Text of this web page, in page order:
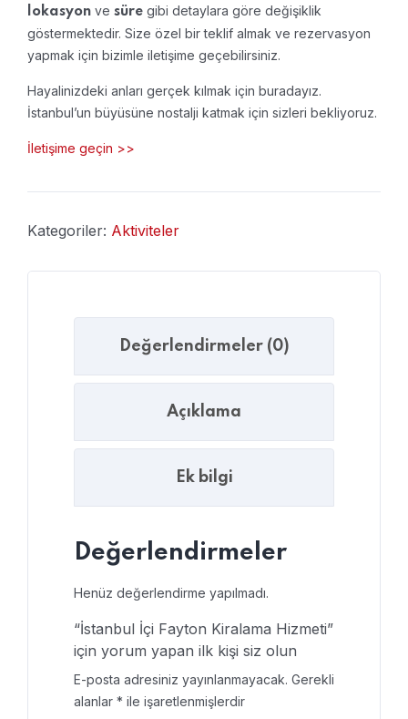
lokasyon ve süre gibi detaylara göre değişiklik
göstermektedir. Size özel bir teklif almak ve rezervasyon
yapmak için bizimle iletişime geçebilirsiniz.
Hayalinizdeki anları gerçek kılmak için buradayız.
İstanbul’un büyüsüne nostalji katmak için sizleri bekliyoruz.
İletişime geçin >>
Kategoriler: Aktiviteler
Değerlendirmeler (0)
Açıklama
Ek bilgi
Değerlendirmeler
Henüz değerlendirme yapılmadı.
“İstanbul İçi Fayton Kiralama Hizmeti”
için yorum yapan ilk kişi siz olun
E-posta adresiniz yayınlanmayacak. Gerekli
alanlar * ile işaretlenmişlerdir